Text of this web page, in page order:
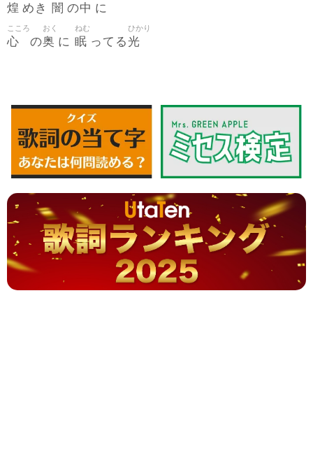
煌 めき 闇 の中 に
心
こころ
の奥
おく
に 眠
ねむ
ってる光
ひかり